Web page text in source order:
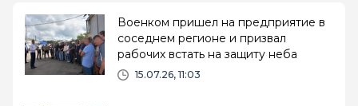
Военком пришел на предприятие в
соседнем регионе и призвал
рабочих встать на защиту неба
15.07.26, 11:03